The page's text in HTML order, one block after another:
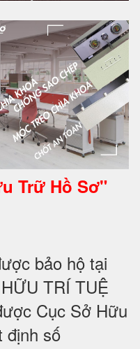
Trữ Hồ Sơ"
bảo hộ tại
TRÍ TUỆ
Cục Sở Hữu
định số